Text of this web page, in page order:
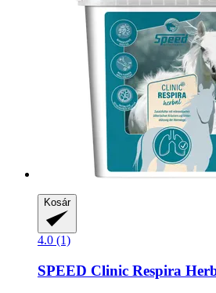
Kosár
4.0 (1)
SPEED Clinic Respira